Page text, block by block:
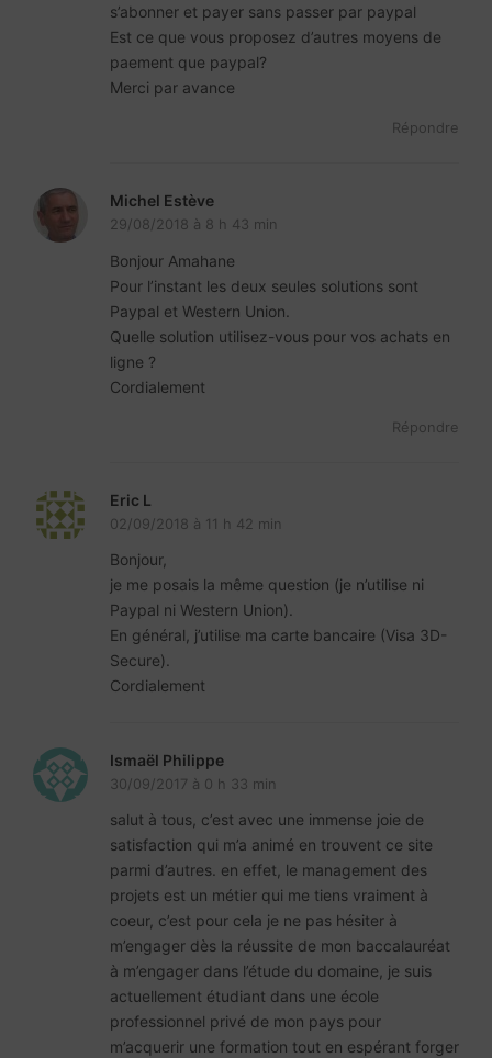
s’abonner et payer sans passer par paypal
Est ce que vous proposez d’autres moyens de
paement que paypal?
Merci par avance
Répondre
Michel Estève
29/08/2018 à 8 h 43 min
Bonjour Amahane
Pour l’instant les deux seules solutions sont
Paypal et Western Union.
Quelle solution utilisez-vous pour vos achats en
ligne ?
Cordialement
Répondre
Eric L
02/09/2018 à 11 h 42 min
Bonjour,
je me posais la même question (je n’utilise ni
Paypal ni Western Union).
En général, j’utilise ma carte bancaire (Visa 3D-
Secure).
Cordialement
Ismaël Philippe
30/09/2017 à 0 h 33 min
salut à tous, c’est avec une immense joie de
satisfaction qui m’a animé en trouvent ce site
parmi d’autres. en effet, le management des
projets est un métier qui me tiens vraiment à
coeur, c’est pour cela je ne pas hésiter à
m’engager dès la réussite de mon baccalauréat
à m’engager dans l’étude du domaine, je suis
actuellement étudiant dans une école
professionnel privé de mon pays pour
m’acquerir une formation tout en espérant forger